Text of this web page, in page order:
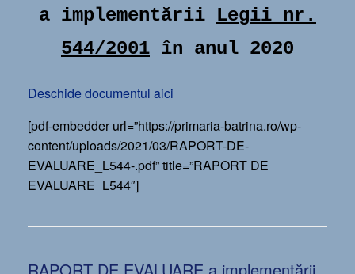
a implementării Legii nr.
544/2001 în anul 2020
Deschide documentul aici
[pdf-embedder url=”https://primaria-batrina.ro/wp-
content/uploads/2021/03/RAPORT-DE-
EVALUARE_L544-.pdf” title=”RAPORT DE
EVALUARE_L544″]